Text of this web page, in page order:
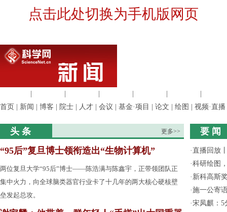
点击此处切换为手机版网页
首页
新闻 博客 院士 人才 会议 基金·项目 论文 绘图 视频·直播
头 条 更多>>
“95后”复旦博士领衔造出“生物计算机”
两位复旦大学“95后”博士——陈浩满与陈鑫宇，正带领团队正
集中火力，向全球脑类器官行业卡了十几年的两大核心硬核壁
垒发起总攻。
要 闻
·直播回放
·科研绘图
· 新科高斯
·施一公寄
·宋凤麒：5